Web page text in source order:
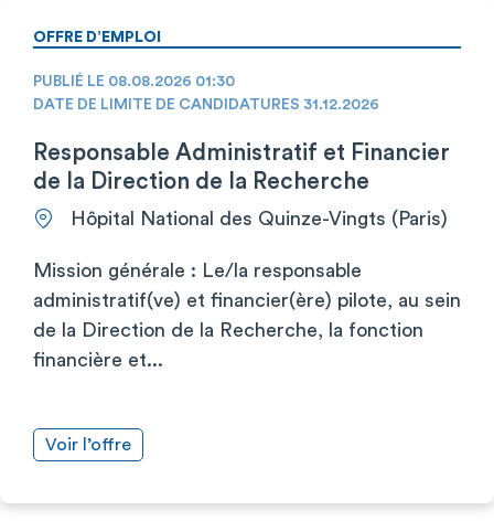
OFFRE D’EMPLOI
PUBLIÉ LE 08.08.2026 01:30
DATE DE LIMITE DE CANDIDATURES 31.12.2026
Responsable Administratif et Financier
de la Direction de la Recherche
Hôpital National des Quinze-Vingts (Paris)
Mission générale : Le/la responsable
administratif(ve) et financier(ère) pilote, au sein
de la Direction de la Recherche, la fonction
financière et...
Voir l’offre